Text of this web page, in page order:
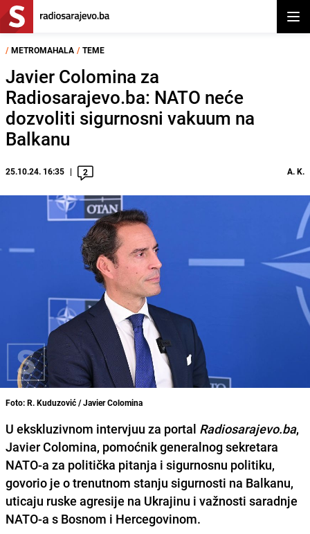
/ METROMAHALA / TEME
Javier Colomina za
Radiosarajevo.ba: NATO neće
dozvoliti sigurnosni vakuum na
Balkanu
25.10.24. 16:35 2 A. K.
Foto: R. Kuduzović / Javier Colomina
U ekskluzivnom intervjuu za portal Radiosarajevo.ba,
Javier Colomina, pomoćnik generalnog sekretara
NATO-a za politička pitanja i sigurnosnu politiku,
govorio je o trenutnom stanju sigurnosti na Balkanu,
uticaju ruske agresije na Ukrajinu i važnosti saradnje
NATO-a s Bosnom i Hercegovinom.